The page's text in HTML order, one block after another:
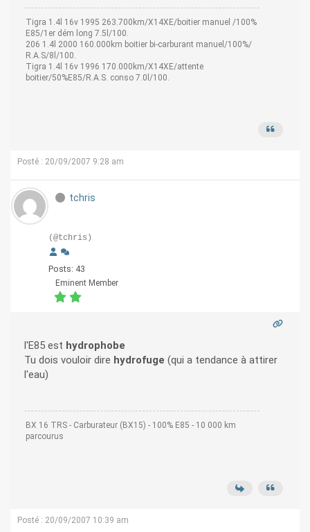
Tigra 1.4l 16v 1995 263.700km/X14XE/boitier manuel /100%
E85/1er dém long 7.5l/100.
206 1.4l 2000 160.000km boitier bi-carburant manuel/100%/
R.A.S/8l/100.
Tigra 1.4l 16v 1996 170.000km/X14XE/attente
boitier/50%E85/R.A.S. conso 7.0l/100.
Posté : 20/09/2007 9:28 am
tchris
(@tchris)
Posts: 43
Eminent Member
l'E85 est hydrophobe
Tu dois vouloir dire hydrofuge (qui a tendance à attirer
l'eau)
BX 16 TRS - Carburateur (BX15) - 100% E85 - 10 000 km
parcourus
Posté : 20/09/2007 10:39 am